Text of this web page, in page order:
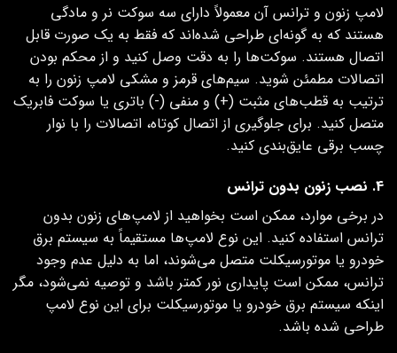
لامپ زنون و ترانس آن معمولاً دارای سه سوکت نر و مادگی
هستند که به گونه‌ای طراحی شده‌اند که فقط به یک صورت قابل
اتصال هستند. سوکت‌ها را به دقت وصل کنید و از محکم بودن
اتصالات مطمئن شوید. سیم‌های قرمز و مشکی لامپ زنون را به
ترتیب به قطب‌های مثبت (+) و منفی (-) باتری یا سوکت فابریک
متصل کنید. برای جلوگیری از اتصال کوتاه، اتصالات را با نوار
چسب برقی عایق‌بندی کنید.
4. نصب زنون بدون ترانس
در برخی موارد، ممکن است بخواهید از لامپ‌های زنون بدون
ترانس استفاده کنید. این نوع لامپ‌ها مستقیماً به سیستم برق
خودرو یا موتورسیکلت متصل می‌شوند، اما به دلیل عدم وجود
ترانس، ممکن است پایداری نور کمتر باشد و توصیه نمی‌شود، مگر
اینکه سیستم برق خودرو یا موتورسیکلت برای این نوع لامپ
طراحی شده باشد.